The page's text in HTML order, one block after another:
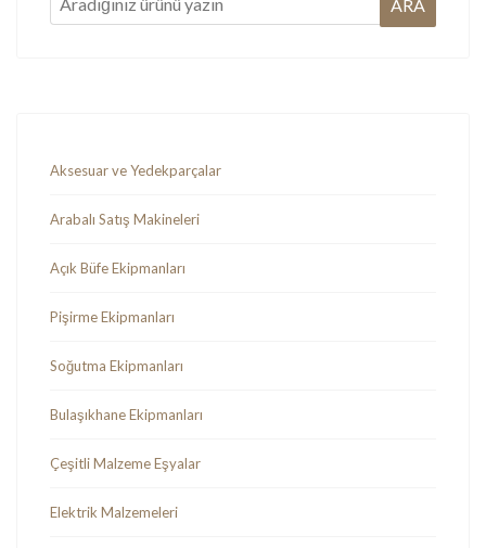
Aksesuar ve Yedekparçalar
Arabalı Satış Makineleri
Açık Büfe Ekipmanları
Pişirme Ekipmanları
Soğutma Ekipmanları
Bulaşıkhane Ekipmanları
Çeşitli Malzeme Eşyalar
Elektrik Malzemeleri